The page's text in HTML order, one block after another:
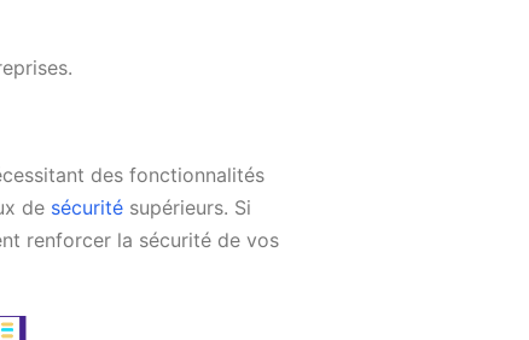
des fonctionnalités
de sécurité supérieurs. Si
renforcer la sécurité de vos